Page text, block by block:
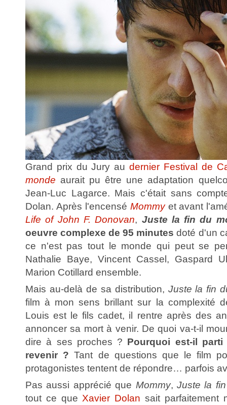
Grand prix du Jury audernier Festival de
monde aurait pu être une adaptation
Jean-Luc Lagarce. Mais c'était sans
Dolan. Après l'encensé Mommy et avant
Life of John F. Donovan, Juste la fin du
oeuvre complexe de 95 minutes doté d'un
ce n'est pas tout le monde qui peut se
Nathalie Baye, Vincent Cassel, Gaspard
Marion Cotillard ensemble.
Mais au-delà de sa distribution, Juste la fin
film à mon sens brillant sur la complexité
Louis est le fils cadet, il rentre après des
annoncer sa mort à venir. De quoi va-t-il
dire à ses proches ? Pourquoi est-il
revenir ? Tant de questions que le film
protagonistes tentent de répondre… parfois
Pas aussi apprécié que Mommy,Juste la
tout ce que Xavier Dolan sait parfaitement